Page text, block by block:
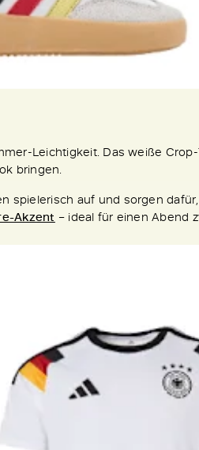
Leichtigkeit. Das weiße
bringen.
spielerisch auf und sorgen
Akzent – ideal für einen Abend